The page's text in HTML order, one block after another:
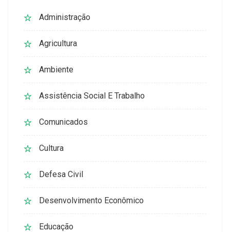
Administração
Agricultura
Ambiente
Assistência Social E Trabalho
Comunicados
Cultura
Defesa Civil
Desenvolvimento Econômico
Educação